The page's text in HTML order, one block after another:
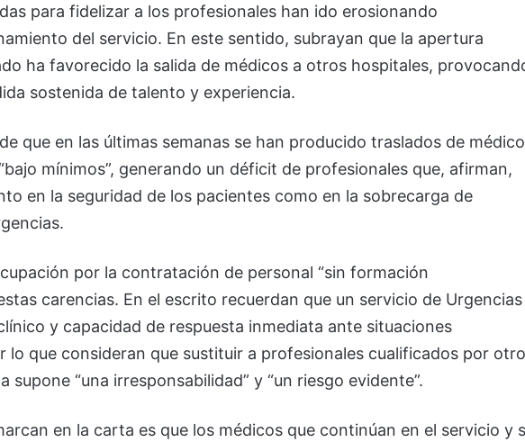
para fidelizar a los profesionales han ido erosionando
del servicio. En este sentido, subrayan que la apertura
ha favorecido la salida de médicos a otros hospitales,
sostenida de talento y experiencia.
que en las últimas semanas se han producido traslados de
mínimos”, generando un déficit de profesionales que, afirman,
en la seguridad de los pacientes como en la sobrecarga de
por la contratación de personal “sin formación
carencias. En el escrito recuerdan que un servicio de Urgencias
y capacidad de respuesta inmediata ante situaciones
lo que consideran que sustituir a profesionales cualificados por
supone “una irresponsabilidad” y “un riesgo evidente”.
en la carta es que los médicos que continúan en el servicio y